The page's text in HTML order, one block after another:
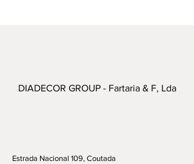
DIADECOR GROUP - Fartaria & F, Lda
Estrada Nacional 109, Coutada